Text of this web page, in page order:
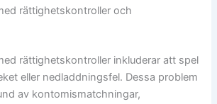
rättighetskontroller och
rättighetskontroller inkluderar att spel
eller nedladdningsfel. Dessa problem
av kontomismatchningar,